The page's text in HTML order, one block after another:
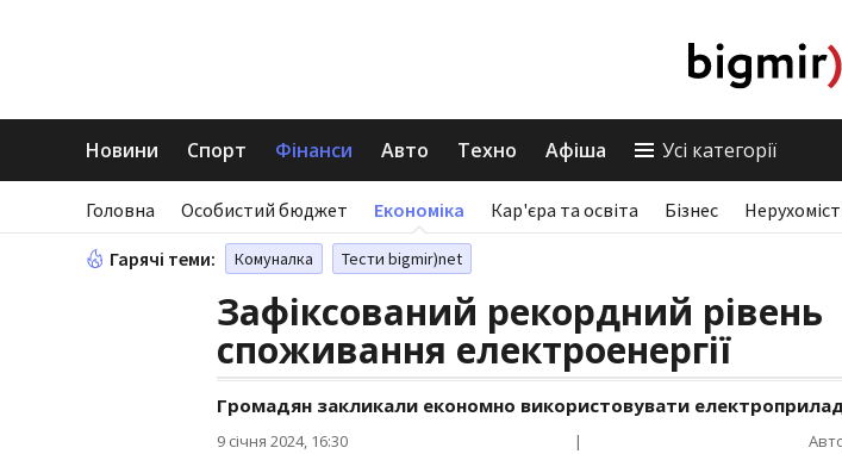
Новини Спорт Фінанси Авто Техно Афіша Усі категорії
Головна Особистий бюджет Економіка Кар'єра та освіта Бізнес
Гарячі теми: Комуналка Тести bigmir)net
Зафіксований рекордний рівень
споживання електроенергії
Громадян закликали економно використовувати
9 січня 2024, 16:30 |